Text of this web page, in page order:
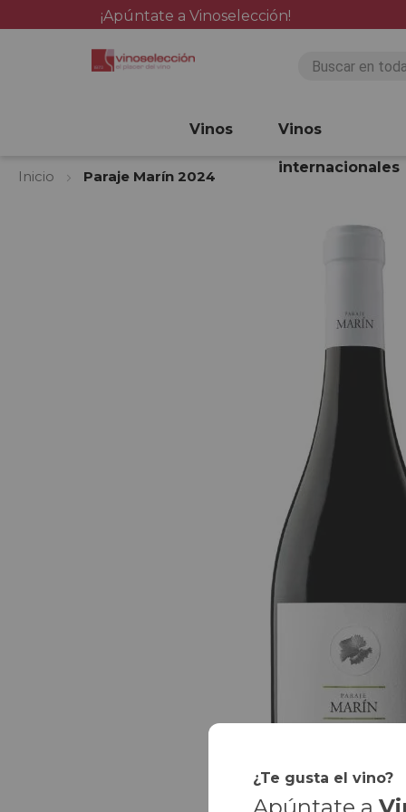
¡Apúntate a Vinoselección!
Vinos Vinos
internacionales
Inicio
Paraje Marín 2024
¿Te gusta el vino?